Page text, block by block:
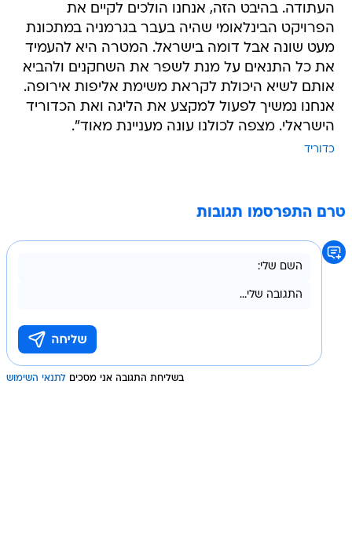
העתודה. בהיבט הזה, אנחנו הולכים לקיים את
הפרויקט הבינלאומי שהיה בעבר בגרמניה במתכונת
מעט שונה אבל דומה בישראל. המטרה היא להעמיד
את כל התנאים על מנת לשפר את השחקנים ולהביא
אותם לשיא היכולת לקראת משימת אליפות אירופה.
אנחנו נמשיך לפעול למקצע את הליגה ואת הכדוריד
הישראלי. מצפה לכולנו עונה מעניינת מאוד".
כדוריד
טרם התפרסמו תגובות
בשליחת התגובה אני מסכים לתנאי השימוש